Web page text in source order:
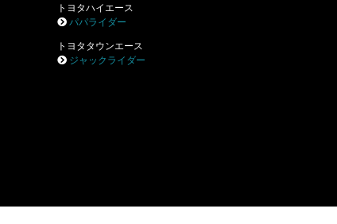
トヨタハイエース
パパライダー
トヨタタウンエース
ジャックライダー